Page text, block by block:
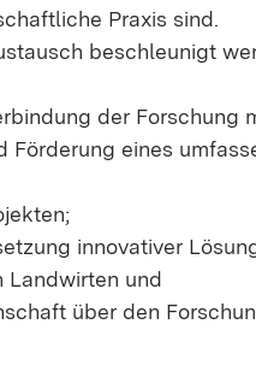
Praxis sind.
beschleunigt
der Forschung
eines
innovativer
Landwirten und
über den